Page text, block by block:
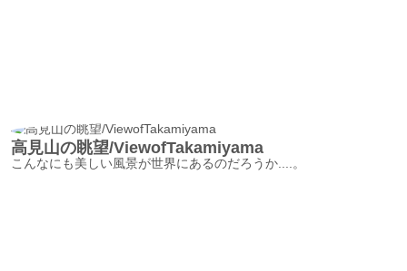
高見山の眺望/ViewofTakamiyama
こんなにも美しい風景が世界にあるのだろうか....。